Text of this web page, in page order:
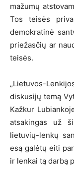
mažumų
Tos teisės
demokratinė
priežasčių ar
teisės.
„Lietuvos-
diskusijų temą
Kažkur
atsakingas už
lietuvių-lenkų
esą galėtų eiti
ir lenkai tą darbą